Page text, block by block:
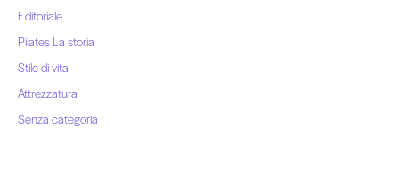
Editoriale
Pilates La storia
Stile di vita
Attrezzatura
Senza categoria